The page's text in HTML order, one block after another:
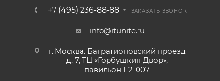
+7 (495) 236-88-88 ЗАКАЗАТЬ ЗВОНОК
info@itunite.ru
г. Москва, Багратионовский проезд
д. 7, ТЦ «Горбушкин Двор»,
павильон F2-007